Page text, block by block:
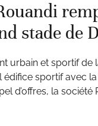
stade de
urbain et sportif
sportif avec
d’offres, la